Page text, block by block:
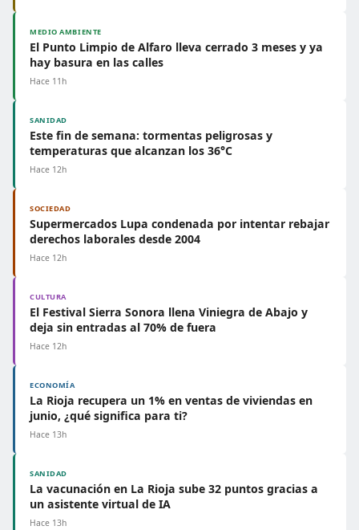
MEDIO AMBIENTE
El Punto Limpio de Alfaro lleva cerrado 3 meses y ya
hay basura en las calles
Hace 11h
SANIDAD
Este fin de semana: tormentas peligrosas y
temperaturas que alcanzan los 36°C
Hace 12h
SOCIEDAD
Supermercados Lupa condenada por intentar rebajar
derechos laborales desde 2004
Hace 12h
CULTURA
El Festival Sierra Sonora llena Viniegra de Abajo y
deja sin entradas al 70% de fuera
Hace 12h
ECONOMÍA
La Rioja recupera un 1% en ventas de viviendas en
junio, ¿qué significa para ti?
Hace 13h
SANIDAD
La vacunación en La Rioja sube 32 puntos gracias a
un asistente virtual de IA
Hace 13h